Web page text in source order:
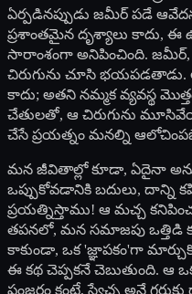
ఏర్పడినప్పుడు జమీర్ పడే
ప్రశాంతమైన దృశ్యాలు కాదు, ఈ
సారాంశంగా అనిపించింది.
చిరుగును చూసి
కాదు; అతని నమ్మక వ్యవస్థ
చేతులతో, ఆ చిరుగును
చేసే ప్రయత్నం మనల్ని
మన జీవితాల్లో కూడా, ఏదైనా
ఒప్పుకోవడానికి బదులు, దాన్ని
ప్రయత్నిస్తాము! ఆ మచ్చ
తపనలో, మన సమాజపు ఒత్తిడి
కాకుండా, ఒక 'జ్ఞాపకం'గా
ఈ కథ చెప్పకనే చెబుతుంది. ఆ
పంజరం కంటే, స్వేచ్ఛ అనే